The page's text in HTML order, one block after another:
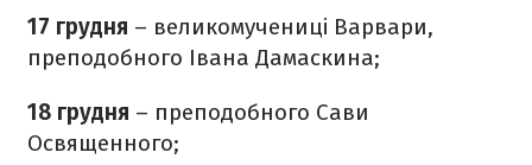
17 грудня – великомучениці Варвари,
преподобного Івана Дамаскина;
18 грудня – преподобного Сави
Освященного;